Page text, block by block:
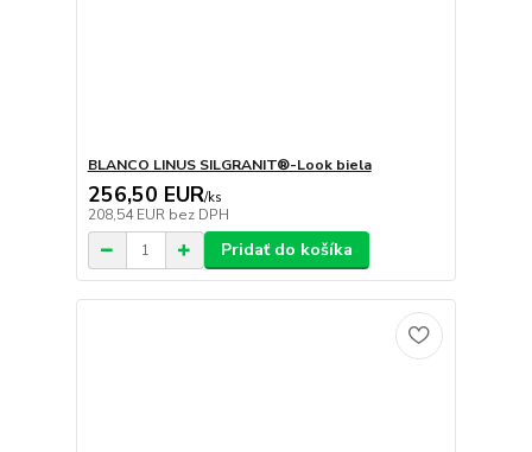
BLANCO LINUS SILGRANIT®-Look biela
256,50 EUR/ks
208,54 EUR bez DPH
Pridať do košíka